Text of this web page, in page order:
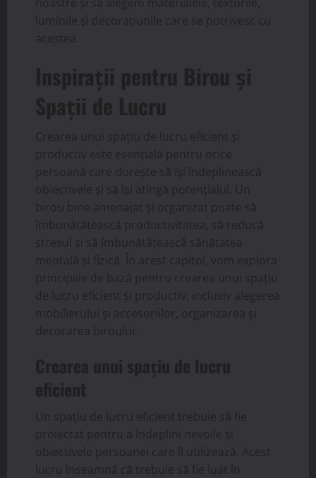
luminile și decorațiunile care se potrivesc cu
acestea.
Inspirații pentru Birou și
Spații de Lucru
Crearea unui spațiu de lucru eficient și
productiv este esențială pentru orice
persoană care dorește să își îndeplinească
obiectivele și să își atingă potențialul. Un
birou bine amenajat și organizat poate să
îmbunătățească productivitatea, să reducă
stresul și să îmbunătățească sănătatea
mentală și fizică. În acest capitol, vom explora
principiile de bază pentru crearea unui spațiu
de lucru eficient și productiv, inclusiv alegerea
mobilierului și accesoriilor, organizarea și
decorarea biroului.
Crearea unui spațiu de lucru
eficient
Un spațiu de lucru eficient trebuie să fie
proiectat pentru a îndeplini nevoile și
obiectivele persoanei care îl utilizează. Acest
lucru înseamnă că trebuie să fie luat în